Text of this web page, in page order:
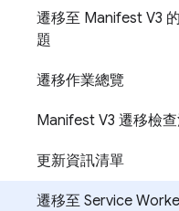
遷移至 Manifest V3
題
遷移作業總覽
Manifest V3 遷移檢
更新資訊清單
遷移至 Service